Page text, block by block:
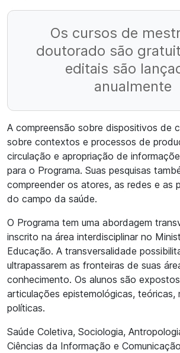
Os cursos de
doutorado são
editais são
anualmente
A compreensão sobre dispositivos de
sobre contextos e processos de
circulação e apropriação de
para o Programa. Suas pesquisas
compreender os atores, as redes e as
do campo da saúde.
O Programa tem uma abordagem
inscrito na área interdisciplinar no
Educação. A transversalidade
ultrapassarem as fronteiras de suas
conhecimento. Os alunos são
articulações epistemológicas, teóricas,
políticas.
Saúde Coletiva, Sociologia,
Ciências da Informação e